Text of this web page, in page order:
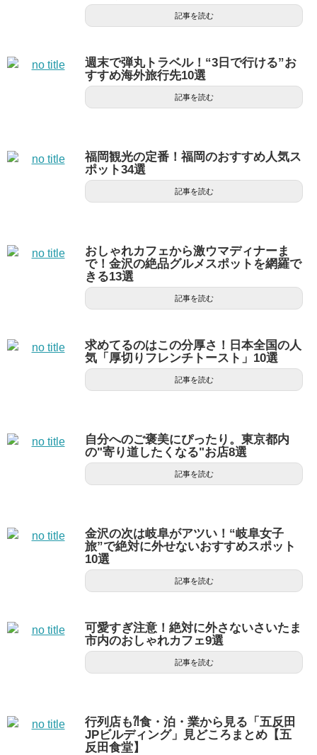
記事を読む
週末で弾丸トラベル！“3日で行ける”お
すすめ海外旅行先10選
記事を読む
福岡観光の定番！福岡のおすすめ人気ス
ポット34選
記事を読む
おしゃれカフェから激ウマディナーま
で！金沢の絶品グルメスポットを網羅で
きる13選
記事を読む
求めてるのはこの分厚さ！日本全国の人
気「厚切りフレンチトースト」10選
記事を読む
自分へのご褒美にぴったり。東京都内
の"寄り道したくなる"お店8選
記事を読む
金沢の次は岐阜がアツい！“岐阜女子
旅”で絶対に外せないおすすめスポット
10選
記事を読む
可愛すぎ注意！絶対に外さないさいたま
市内のおしゃれカフェ9選
記事を読む
行列店も⁈食・泊・業から見る「五反田
JPビルディング」見どころまとめ【五
反田食堂】